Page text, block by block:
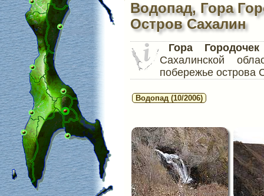
Водопад, Гора
Остров Сахалин
Гора Городочек
Сахалинской
побережье острова
Водопад (10/2006)